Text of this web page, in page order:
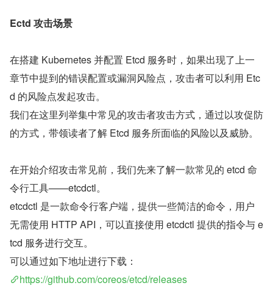
Ectd 攻击场景
在搭建 Kubernetes 并配置 Etcd 服务时，如果出现了上一
章节中提到的错误配置或漏洞风险点，攻击者可以利用 Etc
d 的风险点发起攻击。
我们在这里列举集中常见的攻击者攻击方式，通过以攻促防
的方式，带领读者了解 Etcd 服务所面临的风险以及威胁。
在开始介绍攻击常见前，我们先来了解一款常见的 etcd 命
令行工具——etcdctl。
etcdctl 是一款命令行客户端，提供一些简洁的命令，用户
无需使用 HTTP API，可以直接使用 etcdctl 提供的指令与 e
tcd 服务进行交互。
可以通过如下地址进行下载：
https://github.com/coreos/etcd/releases